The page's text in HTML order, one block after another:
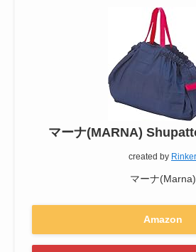
マーナ(MARNA)
created by Rinker
マーナ(Marna)
Amazon